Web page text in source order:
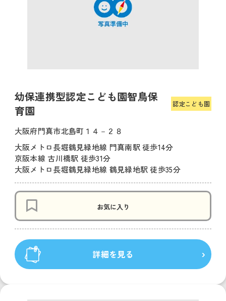
幼保連携型認定こども園智鳥保
育園
認定こども園
大阪府門真市北島町１４－２８
大阪メトロ長堀鶴見緑地線 門真南駅 徒歩14分
京阪本線 古川橋駅 徒歩31分
大阪メトロ長堀鶴見緑地線 鶴見緑地駅 徒歩35分
お気に入り
詳細を見る